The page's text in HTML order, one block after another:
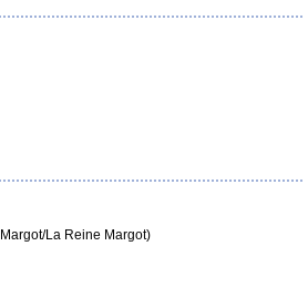
La Reine Margot)